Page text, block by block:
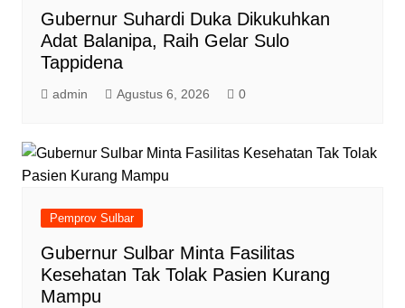
Gubernur Suhardi Duka Dikukuhkan
Adat Balanipa, Raih Gelar Sulo
Tappidena
admin Agustus 6, 2026 0
Pemprov Sulbar
Gubernur Sulbar Minta Fasilitas
Kesehatan Tak Tolak Pasien Kurang
Mampu